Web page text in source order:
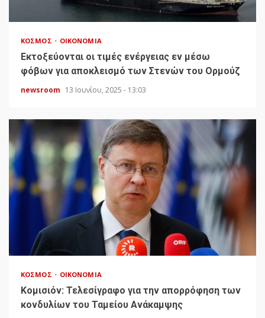
ΚΌΣΜΟΣ ΟΙΚΟΝΟΜΊΑ
Εκτοξεύονται οι τιμές ενέργειας εν μέσω
φόβων για αποκλεισμό των Στενών του Ορμούζ
newsroom 13 Ιουνίου, 2025 - 13:03
ΚΌΣΜΟΣ ΟΙΚΟΝΟΜΊΑ
Κομισιόν: Τελεσίγραφο για την απορρόφηση των
κονδυλίων του Ταμείου Ανάκαμψης